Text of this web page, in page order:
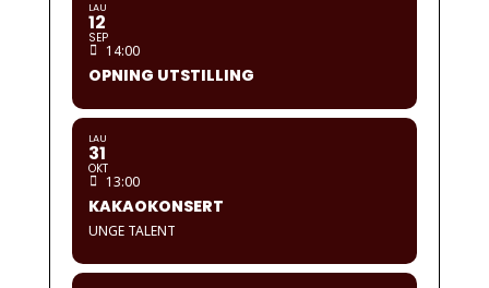
LAU
12
SEP
14:00
OPNING UTSTILLING
LAU
31
OKT
13:00
KAKAOKONSERT
UNGE TALENT